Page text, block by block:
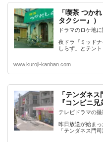
「喫茶 つか
タクシー』）
ドラマのロケ地
夜ドラ『ミッド
しらず」とテン
www.kuroji-kanban.com
「テンダネ
『コンビニ兄
テレビドラマの撮
昨日放送が始ま
「テンダネス門